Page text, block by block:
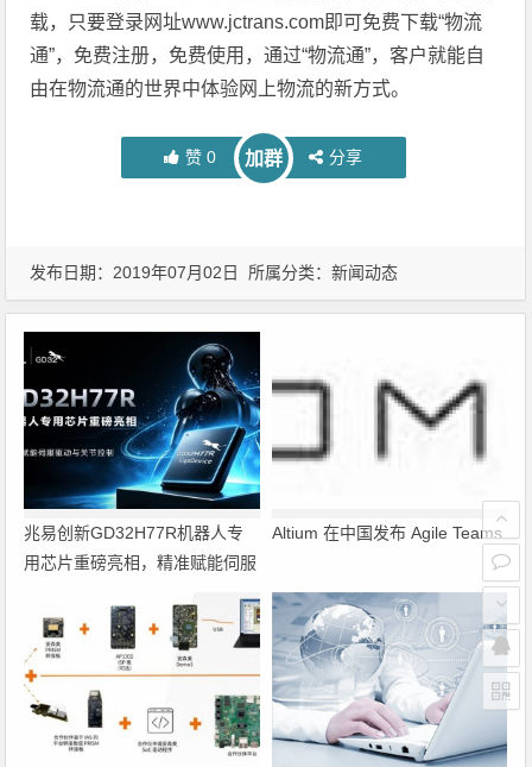
载，只要登录网址www.jctrans.com即可免费下载“物流
通”，免费注册，免费使用，通过“物流通”，客户就能自
由在物流通的世界中体验网上物流的新方式。
赞 0 加群 分享
发布日期：2019年07月02日 所属分类：新闻动态
兆易创新GD32H77R机器人专
用芯片重磅亮相，精准赋能伺服
Altium 在中国发布 Agile Teams